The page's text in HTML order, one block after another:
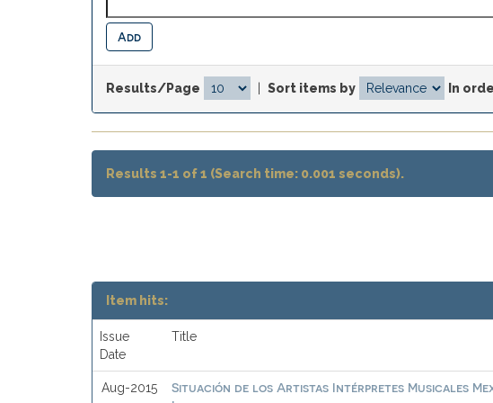
Results/Page Sort items by In
Results 1-1 of 1 (Search time: 0.001 seconds).
Item hits:
Issue
Date
Title
Aug-2015
Situación de los Artistas Intérpretes Musicales